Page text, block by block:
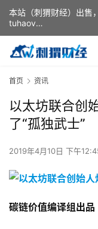
首页 资讯
以太坊联合创
了“孤独武士”
2019年4月10日 下午
碳链价值编译组出品
本站（刺猬财经）出售
tuhaov
This website
website. If you need